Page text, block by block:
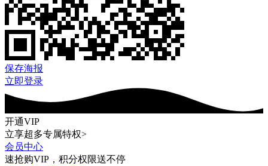
保存海报
立即登录
开通VIP
立享超多专属特权>
会员中心
速抢购VIP，积分权限送不停